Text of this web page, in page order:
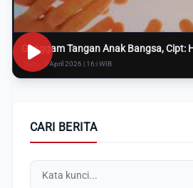
Genggam Tangan Anak Bangsa, Cipt:
Rabu, 8 April 2026 | 16:i WIB
CARI BERITA